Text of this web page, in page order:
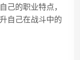
己的职业特点，
自己在战斗中的